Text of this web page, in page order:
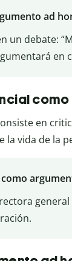
ad
un debate:
en
en
la vida de la